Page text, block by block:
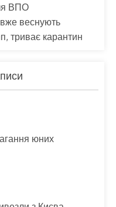
ВПО
веснують
триває карантин
юних